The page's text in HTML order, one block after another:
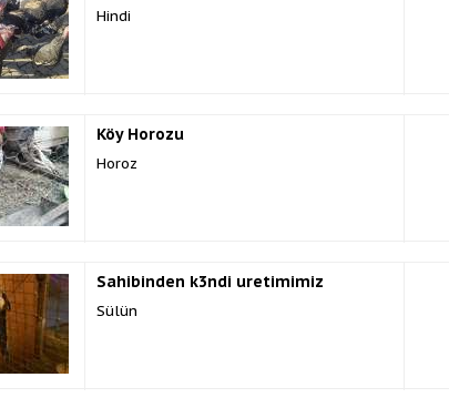
Hindi
Köy Horozu
Horoz
Sahibinden k3ndi uretimimiz
Sülün